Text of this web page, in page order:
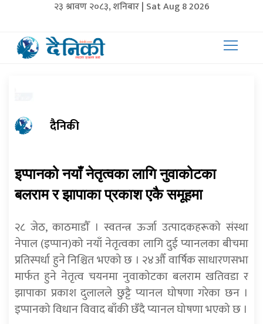
२३ श्रावण २०८३, शनिबार | Sat Aug 8 2026
दैनिकी
इप्पानको नयाँ नेतृत्वका लागि नुवाकोटका
बलराम र झापाका प्रकाश एकै समूहमा
२८ जेठ, काठमाडाैँ । स्वतन्त्र ऊर्जा उत्पादकहरूको संस्था
नेपाल (इप्पान)को नयाँ नेतृत्वका लागि दुई प्यानलका बीचमा
प्रतिस्पर्धा हुने निश्चित भएको छ । २४औँ वार्षिक साधारणसभा
मार्फत हुने नेतृत्व चयनमा नुवाकोटका बलराम खतिवडा र
झापाका प्रकाश दुलालले छुट्टै प्यानल घोषणा गरेका छन ।
इप्पानको विधान विवाद बाँकी छँदै प्यानल घोषणा भएको छ ।